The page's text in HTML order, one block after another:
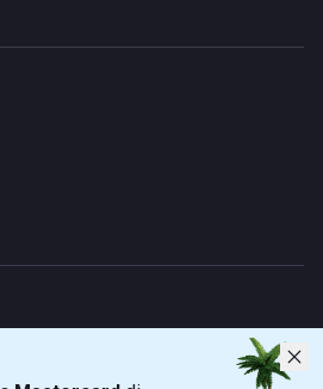
Marecchiese 48, 47923 Rimini (RN), IT -